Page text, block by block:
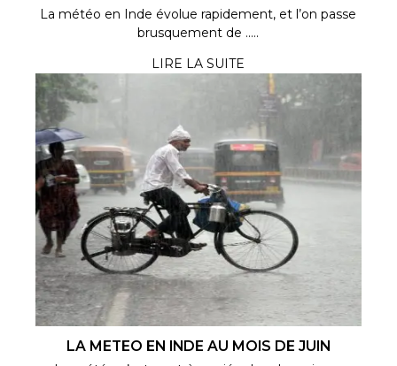
La météo en Inde évolue rapidement, et l’on passe
brusquement de .....
LIRE LA SUITE
LA METEO EN INDE AU MOIS DE JUIN